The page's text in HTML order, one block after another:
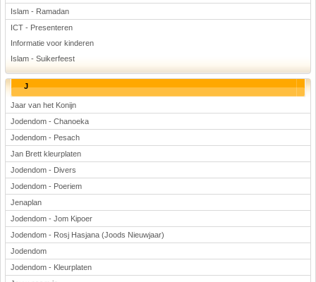
Islam - Ramadan
ICT - Presenteren
Informatie voor kinderen
Islam - Suikerfeest
J
Jaar van het Konijn
Jodendom - Chanoeka
Jodendom - Pesach
Jan Brett kleurplaten
Jodendom - Divers
Jodendom - Poeriem
Jenaplan
Jodendom - Jom Kipoer
Jodendom - Rosj Hasjana (Joods Nieuwjaar)
Jodendom
Jodendom - Kleurplaten